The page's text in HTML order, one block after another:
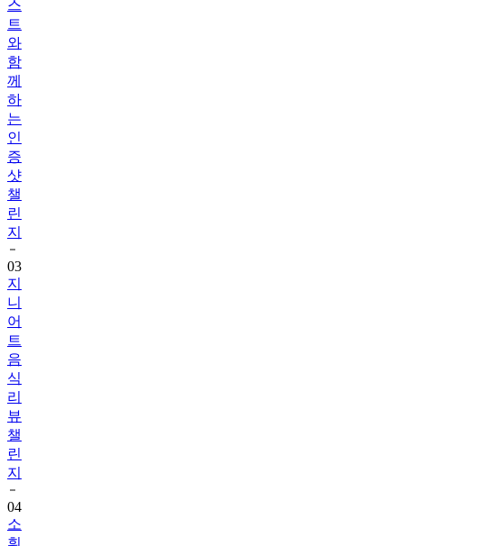
와
함
께
하
는
인
증
샷
챌
린
지
03
지
니
어
트
음
식
리
뷰
챌
린
지
04
소
휘
와